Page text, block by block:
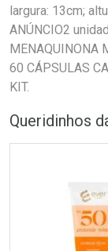
largura: 13cm;
ANÚNCIO2
MENAQUINONA
60 CÁPSULAS
KIT.
Queridinhos